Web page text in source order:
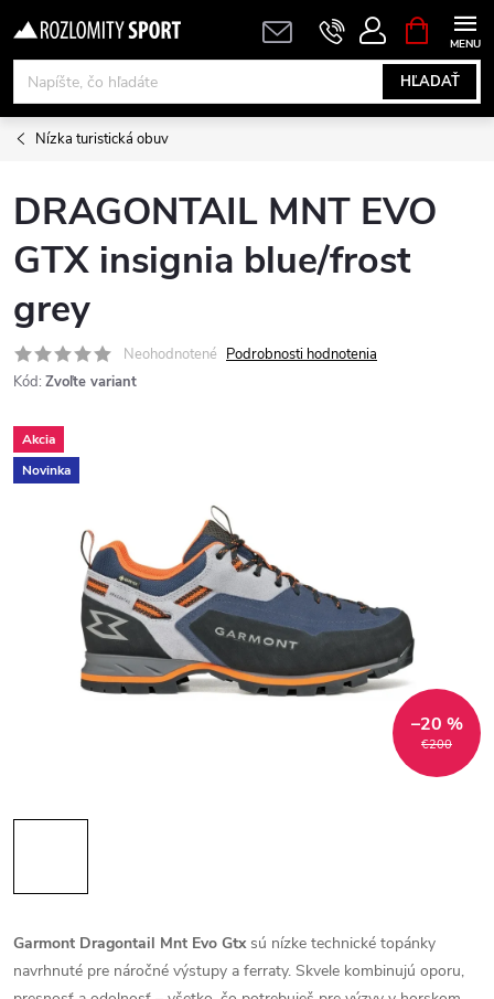
na
obsah
HĽADAŤ
KOŠÍK
Nízka turistická obuv
DRAGONTAIL MNT EVO
GTX insignia blue/frost
grey
Neohodnotené Podrobnosti hodnotenia
Kód: Zvoľte variant
Akcia
Novinka
€200
–20 %
Garmont Dragontail Mnt Evo Gtxsú nízke technické topánky
navrhnuté pre náročné výstupy a ferraty. Skvele kombinujú oporu,